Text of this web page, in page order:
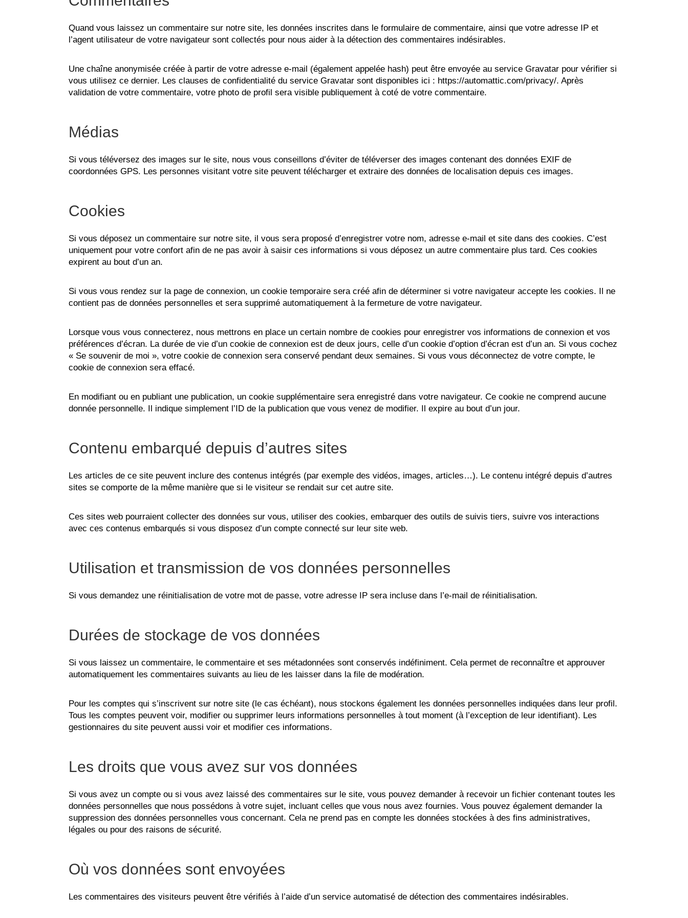
Quand vous laissez un commentaire sur notre site, les données inscrites dans le formulaire de commentaire, ainsi que votre adresse IP et
l’agent utilisateur de votre navigateur sont collectés pour nous aider à la détection des commentaires indésirables.
Une chaîne anonymisée créée à partir de votre adresse e-mail (également appelée hash) peut être envoyée au service Gravatar pour vérifier si
vous utilisez ce dernier. Les clauses de confidentialité du service Gravatar sont disponibles ici : https://automattic.com/privacy/. Après
validation de votre commentaire, votre photo de profil sera visible publiquement à coté de votre commentaire.
Médias
Si vous téléversez des images sur le site, nous vous conseillons d’éviter de téléverser des images contenant des données EXIF de
coordonnées GPS. Les personnes visitant votre site peuvent télécharger et extraire des données de localisation depuis ces images.
Cookies
Si vous déposez un commentaire sur notre site, il vous sera proposé d’enregistrer votre nom, adresse e-mail et site dans des cookies. C’est
uniquement pour votre confort afin de ne pas avoir à saisir ces informations si vous déposez un autre commentaire plus tard. Ces cookies
expirent au bout d’un an.
Si vous vous rendez sur la page de connexion, un cookie temporaire sera créé afin de déterminer si votre navigateur accepte les cookies. Il ne
contient pas de données personnelles et sera supprimé automatiquement à la fermeture de votre navigateur.
Lorsque vous vous connecterez, nous mettrons en place un certain nombre de cookies pour enregistrer vos informations de connexion et vos
préférences d’écran. La durée de vie d’un cookie de connexion est de deux jours, celle d’un cookie d’option d’écran est d’un an. Si vous cochez
« Se souvenir de moi », votre cookie de connexion sera conservé pendant deux semaines. Si vous vous déconnectez de votre compte, le
cookie de connexion sera effacé.
En modifiant ou en publiant une publication, un cookie supplémentaire sera enregistré dans votre navigateur. Ce cookie ne comprend aucune
donnée personnelle. Il indique simplement l’ID de la publication que vous venez de modifier. Il expire au bout d’un jour.
Contenu embarqué depuis d’autres sites
Les articles de ce site peuvent inclure des contenus intégrés (par exemple des vidéos, images, articles…). Le contenu intégré depuis d’autres
sites se comporte de la même manière que si le visiteur se rendait sur cet autre site.
Ces sites web pourraient collecter des données sur vous, utiliser des cookies, embarquer des outils de suivis tiers, suivre vos interactions
avec ces contenus embarqués si vous disposez d’un compte connecté sur leur site web.
Utilisation et transmission de vos données personnelles
Si vous demandez une réinitialisation de votre mot de passe, votre adresse IP sera incluse dans l’e-mail de réinitialisation.
Durées de stockage de vos données
Si vous laissez un commentaire, le commentaire et ses métadonnées sont conservés indéfiniment. Cela permet de reconnaître et approuver
automatiquement les commentaires suivants au lieu de les laisser dans la file de modération.
Pour les comptes qui s’inscrivent sur notre site (le cas échéant), nous stockons également les données personnelles indiquées dans leur profil.
Tous les comptes peuvent voir, modifier ou supprimer leurs informations personnelles à tout moment (à l’exception de leur identifiant). Les
gestionnaires du site peuvent aussi voir et modifier ces informations.
Les droits que vous avez sur vos données
Si vous avez un compte ou si vous avez laissé des commentaires sur le site, vous pouvez demander à recevoir un fichier contenant toutes les
données personnelles que nous possédons à votre sujet, incluant celles que vous nous avez fournies. Vous pouvez également demander la
suppression des données personnelles vous concernant. Cela ne prend pas en compte les données stockées à des fins administratives,
légales ou pour des raisons de sécurité.
Où vos données sont envoyées
Les commentaires des visiteurs peuvent être vérifiés à l’aide d’un service automatisé de détection des commentaires indésirables.